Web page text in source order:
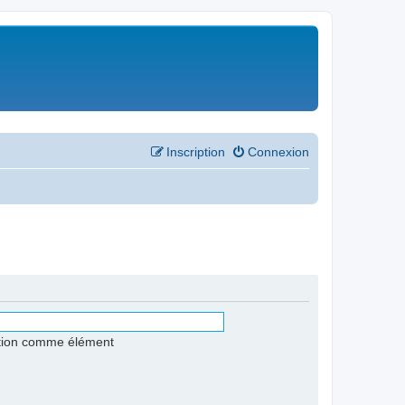
Connexion
Inscription
comme élément